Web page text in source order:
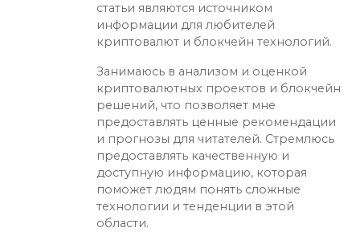
статьи являются источником
информации для любителей
криптовалют и блокчейн технологий.
Занимаюсь в анализом и оценкой
криптовалютных проектов и блокчейн
решений, что позволяет мне
предоставлять ценные рекомендации
и прогнозы для читателей. Стремлюсь
предоставлять качественную и
доступную информацию, которая
поможет людям понять сложные
технологии и тенденции в этой
области.